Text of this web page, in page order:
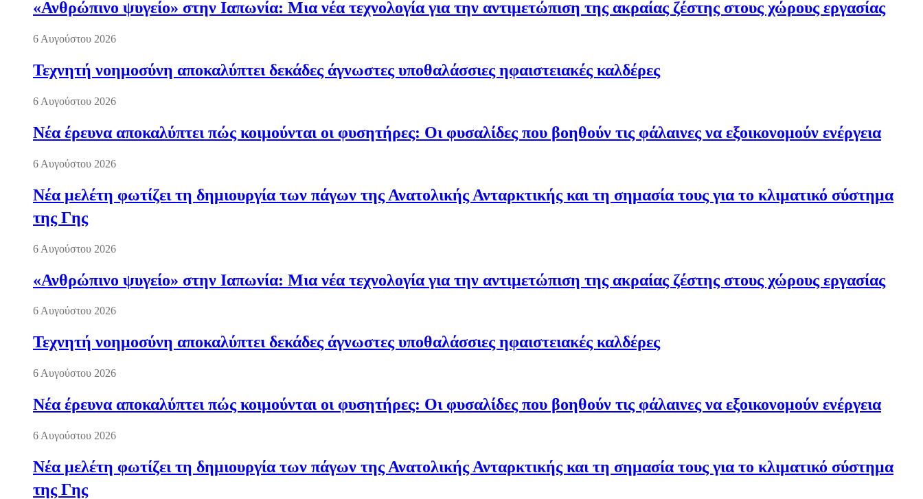
«Ανθρώπινο ψυγείο» στην Ιαπωνία: Μια νέα τεχνολογία για την αντιμετώπιση της ακραίας ζέστης στους χώρους εργασίας
6 Αυγούστου 2026
Τεχνητή νοημοσύνη αποκαλύπτει δεκάδες άγνωστες υποθαλάσσιες ηφαιστειακές καλδέρες
6 Αυγούστου 2026
Νέα έρευνα αποκαλύπτει πώς κοιμούνται οι φυσητήρες: Οι φυσαλίδες που βοηθούν τις φάλαινες να εξοικονομούν ενέργεια
6 Αυγούστου 2026
Νέα μελέτη φωτίζει τη δημιουργία των πάγων της Ανατολικής Ανταρκτικής και τη σημασία τους για το κλιματικό σύστημα
της Γης
6 Αυγούστου 2026
«Ανθρώπινο ψυγείο» στην Ιαπωνία: Μια νέα τεχνολογία για την αντιμετώπιση της ακραίας ζέστης στους χώρους εργασίας
6 Αυγούστου 2026
Τεχνητή νοημοσύνη αποκαλύπτει δεκάδες άγνωστες υποθαλάσσιες ηφαιστειακές καλδέρες
6 Αυγούστου 2026
Νέα έρευνα αποκαλύπτει πώς κοιμούνται οι φυσητήρες: Οι φυσαλίδες που βοηθούν τις φάλαινες να εξοικονομούν ενέργεια
6 Αυγούστου 2026
Νέα μελέτη φωτίζει τη δημιουργία των πάγων της Ανατολικής Ανταρκτικής και τη σημασία τους για το κλιματικό σύστημα
της Γης